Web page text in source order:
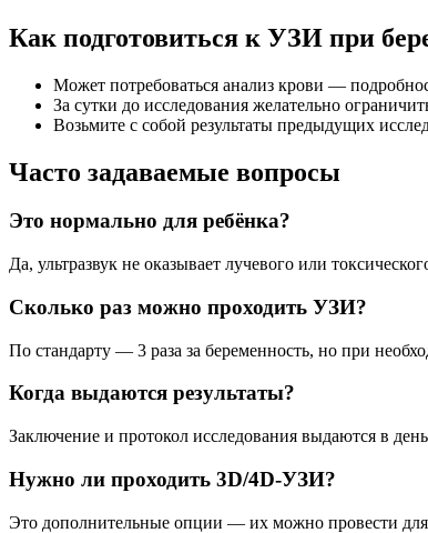
Как подготовиться к УЗИ при
Может потребоваться анализ крови —
За сутки до исследования желательно
Возьмите с собой результаты предыдущих
Часто задаваемые вопросы
Это нормально для ребёнка?
Да, ультразвук не оказывает лучевого или
Сколько раз можно проходить УЗИ?
По стандарту — 3 раза за беременность, но при
Когда выдаются результаты?
Заключение и протокол исследования выдаются в
Нужно ли проходить 3D/4D-УЗИ?
Это дополнительные опции — их можно провести